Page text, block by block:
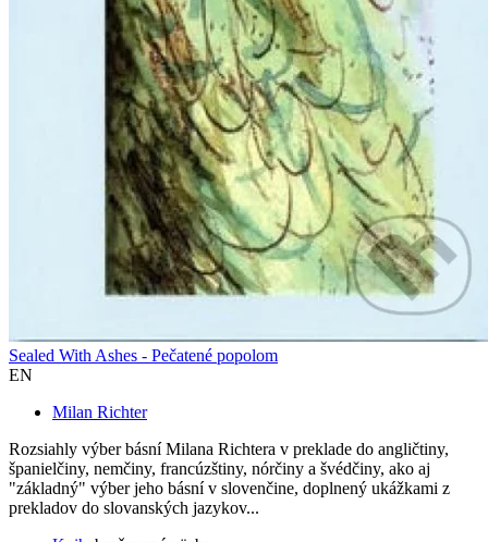
Sealed With Ashes - Pečatené popolom
EN
Milan Richter
Rozsiahly výber básní Milana Richtera v preklade do angličtiny,
španielčiny, nemčiny, francúzštiny, nórčiny a švédčiny, ako aj
"základný" výber jeho básní v slovenčine, doplnený ukážkami z
prekladov do slovanských jazykov...